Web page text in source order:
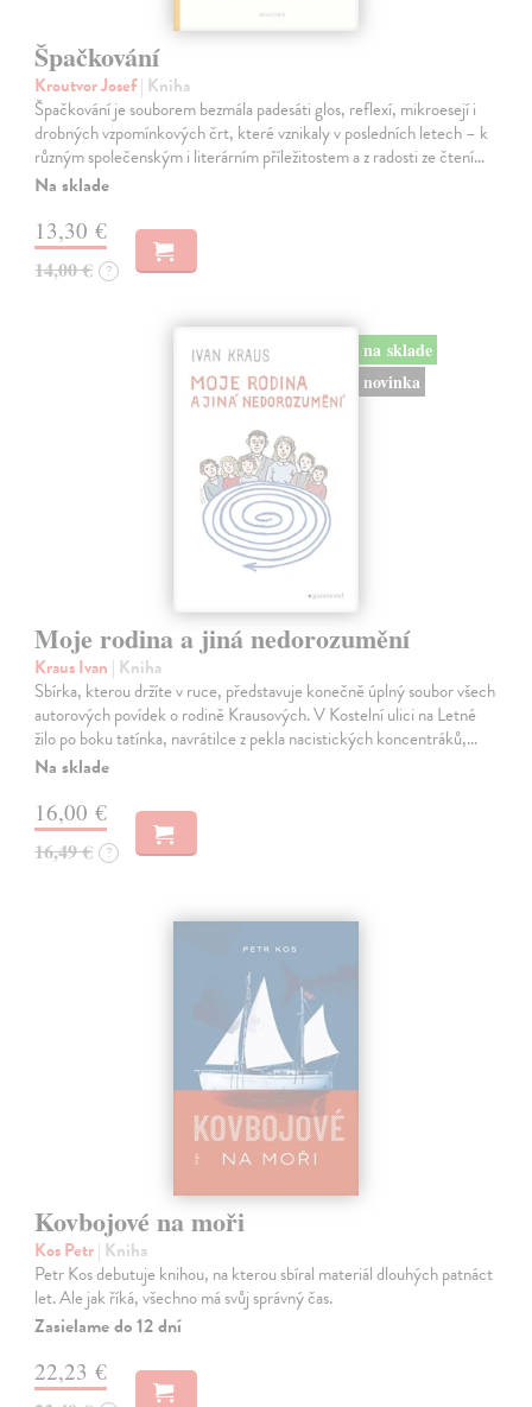
Špačkování
Kroutvor Josef| Kniha
Špačkování je souborem bezmála padesáti glos, reflexí, mikroesejí i
drobných vzpomínkových črt, které vznikaly v posledních letech – k
různým společenským i literárním příležitostem a z radosti ze čtení…
Na sklade
13,30 €
14,00 € ?
na sklade
novinka
Moje rodina a jiná nedorozumění
Kraus Ivan | Kniha
Sbírka, kterou držíte v ruce, představuje konečně úplný soubor všech
autorových povídek o rodině Krausových. V Kostelní ulici na Letné
žilo po boku tatínka, navrátilce z pekla nacistických koncentráků,…
Na sklade
16,00 €
16,49 € ?
Kovbojové na moři
Kos Petr| Kniha
Petr Kos debutuje knihou, na kterou sbíral materiál dlouhých patnáct
let. Ale jak říká, všechno má svůj správný čas.
Zasielame do 12 dní
22,23 €